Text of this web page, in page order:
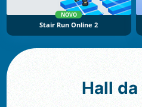
NOVO
Stair Run Online 2
Hall da